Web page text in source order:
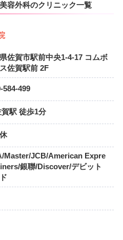
容外科のクリニック一覧
佐賀市駅前中央1-4-17 コムボ
佐賀駅前 2F
584-499
駅 徒歩1分
Master/JCB/American Expre
銀聯/Discover/デビット